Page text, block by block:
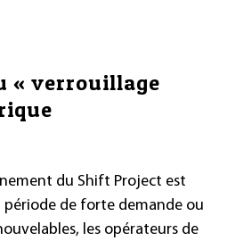
« verrouillage
du Shift Project est
période de forte demande ou
les opérateurs de